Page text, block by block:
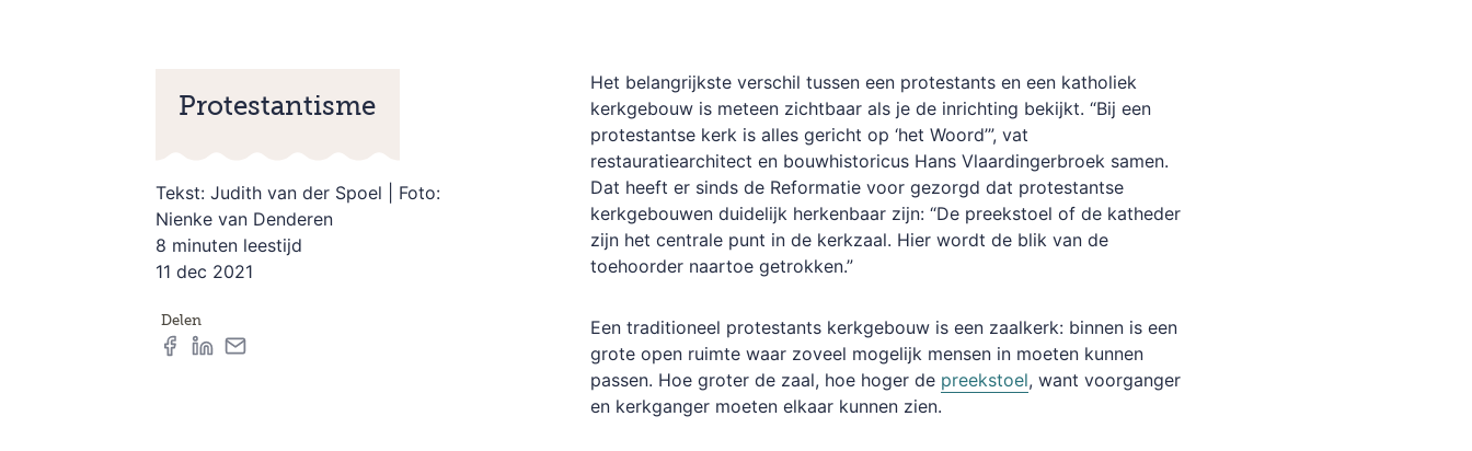
Het belangrijkste verschil tussen een protestants en een katholiek
kerkgebouw is meteen zichtbaar als je de inrichting bekijkt. “Bij een
protestantse kerk is alles gericht op ‘het Woord’”, vat
restauratiearchitect en bouwhistoricus Hans Vlaardingerbroek samen.
Dat heeft er sinds de Reformatie voor gezorgd dat protestantse
kerkgebouwen duidelijk herkenbaar zijn: “De preekstoel of de katheder
zijn het centrale punt in de kerkzaal. Hier wordt de blik van de
toehoorder naartoe getrokken.”
Een traditioneel protestants kerkgebouw is een zaalkerk: binnen is een
grote open ruimte waar zoveel mogelijk mensen in moeten kunnen
passen. Hoe groter de zaal, hoe hoger de preekstoel, want voorganger
en kerkganger moeten elkaar kunnen zien.
Protestantisme
Tekst: Judith van der Spoel | Foto:
Nienke van Denderen
8 minuten leestijd
11 dec 2021
Delen